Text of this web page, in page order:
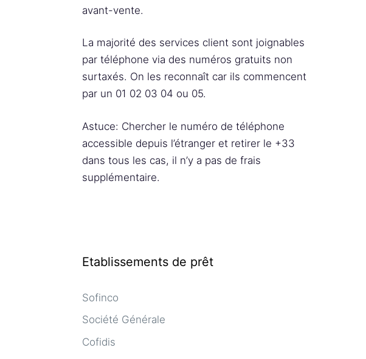
avant-vente.
La majorité des services client sont joignables
par téléphone via des numéros gratuits non
surtaxés. On les reconnaît car ils commencent
par un 01 02 03 04 ou 05.
Astuce: Chercher le numéro de téléphone
accessible depuis l’étranger et retirer le +33
dans tous les cas, il n’y a pas de frais
supplémentaire.
Etablissements de prêt
Sofinco
Société Générale
Cofidis